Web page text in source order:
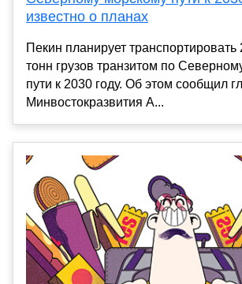
известно о планах
Пекин планирует
тонн грузов транзитом по
пути к 2030 году. Об этом сообщил
Минвостокразвития А...